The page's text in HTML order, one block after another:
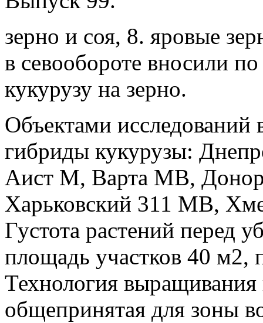
зерно и соя, 8. яровые
в севообороте вносили
кукурузу на зерно.
Объектами
гибриды кукурузы:
Аист М, Варта МВ,
Харьковский 311 МВ,
Густота растений перед
площадь участков 40 м2,
Технология
общепринятая для зоны